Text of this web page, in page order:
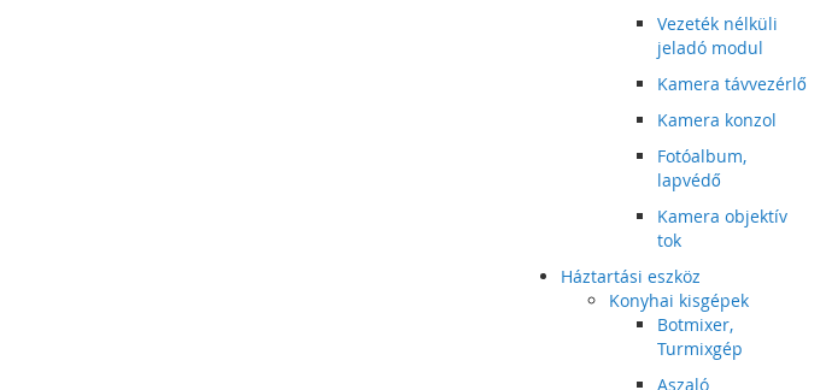
Vezeték nélküli
jeladó modul
Kamera távvezérlő
Kamera konzol
Fotóalbum,
lapvédő
Kamera objektív
tok
Háztartási eszköz
Konyhai kisgépek
Botmixer,
Turmixgép
Aszaló